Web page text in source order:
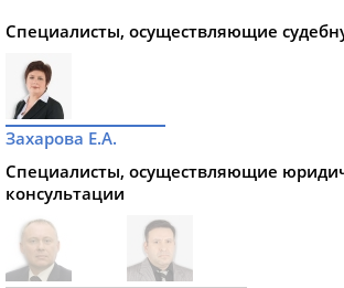
Специалисты, осуществляющие
Захарова Е.А.
Специалисты, осуществляющие
консультации